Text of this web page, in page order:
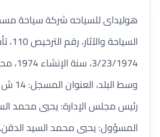
هوليداى للسياحه شركة سياحة
3/23/
وسط
رئيس مجلس الإدارة: يحيي محمد
المسؤول: يحيي محمد السيد الدقن.